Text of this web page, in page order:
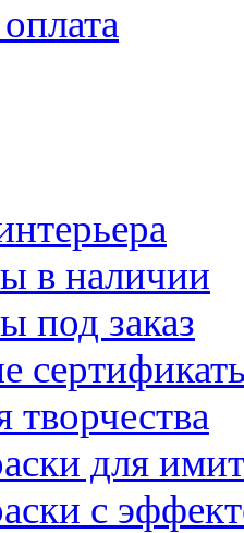
в наличии
под заказ
для
с